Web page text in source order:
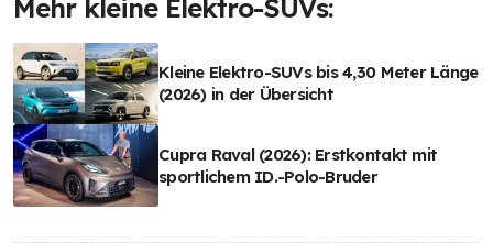
Mehr kleine Elektro-SUVs:
Kleine Elektro-SUVs bis 4,30 Meter Länge
(2026) in der Übersicht
Cupra Raval (2026): Erstkontakt mit
sportlichem ID.-Polo-Bruder